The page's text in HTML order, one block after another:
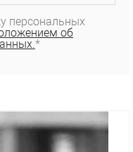
персональных
об
*